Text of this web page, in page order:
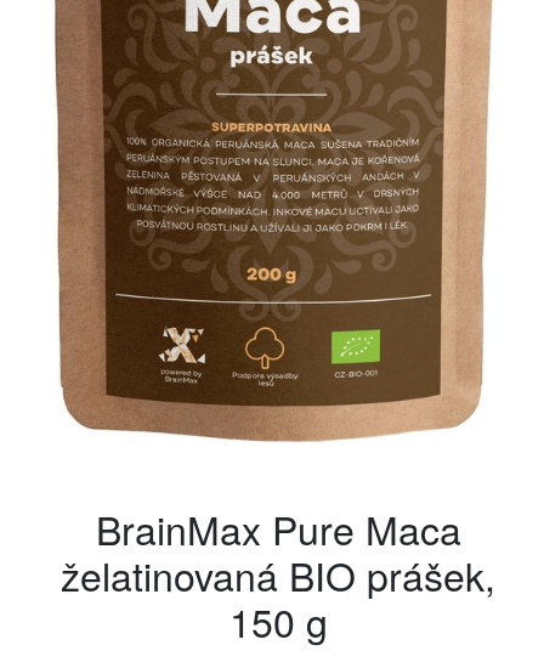
BrainMax Pure Maca
želatinovaná BIO prášek,
150 g